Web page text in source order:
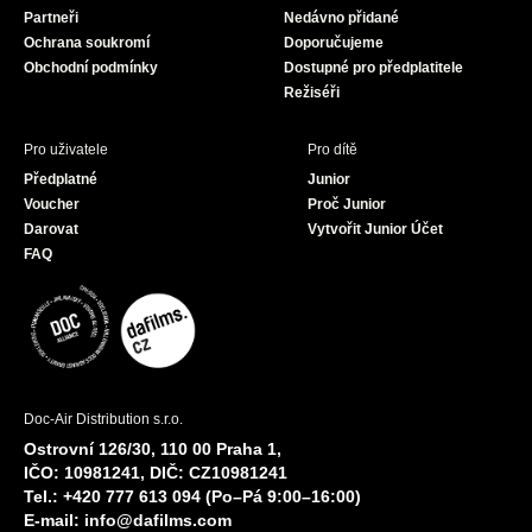
Partneři
Ochrana soukromí
Obchodní podmínky
Nedávno přidané
Doporučujeme
Dostupné pro předplatitele
Režiséři
Pro uživatele
Předplatné
Voucher
Darovat
FAQ
Pro dítě
Junior
Proč Junior
Vytvořit Junior Účet
Doc-Air Distribution s.r.o.
Ostrovní 126/30, 110 00 Praha 1,
IČO: 10981241, DIČ: CZ10981241
Tel.: +420 777 613 094 (Po–Pá 9:00–16:00)
E-mail: info@dafilms.com